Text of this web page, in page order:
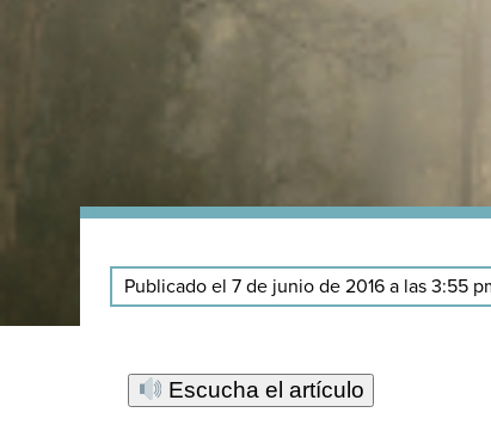
Publicado el 7 de junio de 2016 a las 3:55
Escucha el artículo